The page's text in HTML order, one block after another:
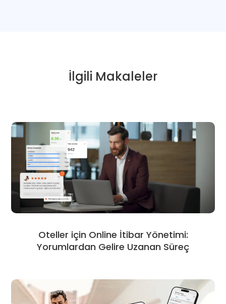
İlgili Makaleler
Oteller için Online İtibar Yönetimi:
Yorumlardan Gelire Uzanan Süreç